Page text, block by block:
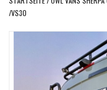
VW T6
VW CRAFTER / MAN TGE
/VS30